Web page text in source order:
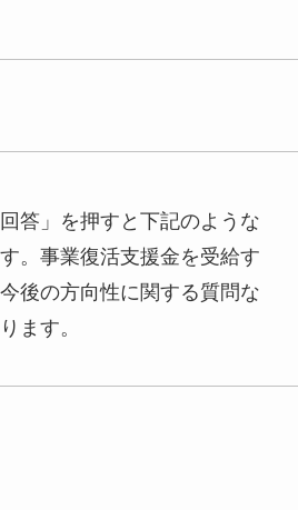
答」を押すと下記のような
。事業復活支援金を受給す
後の方向性に関する質問な
ます。